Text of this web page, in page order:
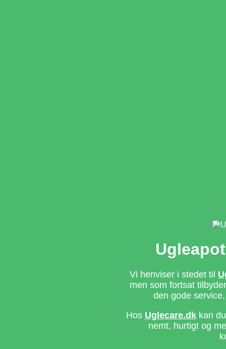
Vi henviser i stedet til
men som fortsat
den gode
Hos Uglecare.dkkan du
nemt, hurtigt og